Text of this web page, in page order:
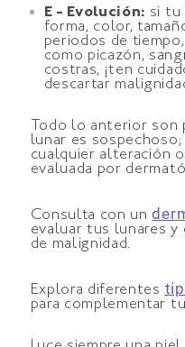
E - Evolución: si tu
forma, color,
periodos de
como picazón,
costras, ¡ten
descartar
Todo lo anterior son
lunar es
cualquier alteración
evaluada por
Consulta con un
evaluar tus lunares y
de malignidad.
Explora diferentes
para complementar tu